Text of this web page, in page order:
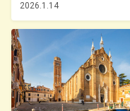
2026.1.14